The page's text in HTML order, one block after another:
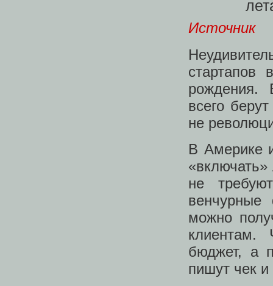
Источник
стартапов
рождения.
всего
не
В Америке
не
венчурные
можно
клиентам.
бюджет, а
пишут чек и